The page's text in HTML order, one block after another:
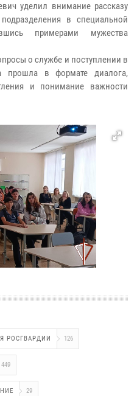
уделил внимание рассказу
в специальной
примерами мужества
о службе и поступлении в
прошла в формате диалога,
и понимание важности
РОСГВАРДИИ 126
449
29